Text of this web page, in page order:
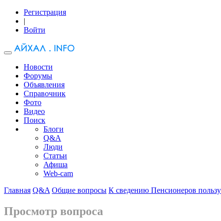
Регистрация
|
Войти
Новости
Форумы
Объявления
Справочник
Фото
Видео
Поиск
Блоги
Q&A
Люди
Статьи
Афиша
Web-cam
Главная Q&A Общие вопросы К сведению Пенсионеров
Просмотр вопроса